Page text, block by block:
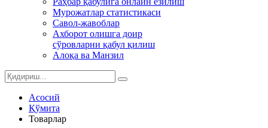
Мурожатлар статистикаси
Савол-жавоблар
Ахборот олишга доир
сўровларни қабул қилиш
Алоқа ва Манзил
Асосий
Қўмита
Товарлар